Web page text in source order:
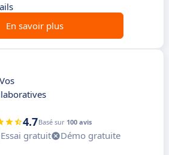
En savoir plus
4.7Basé sur 100 avis
Essai gratuit
Démo gratuite